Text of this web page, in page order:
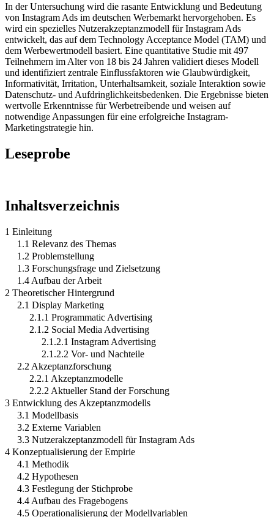
In der Untersuchung wird die rasante Entwicklung und Bedeutung
von Instagram Ads im deutschen Werbemarkt hervorgehoben. Es
wird ein spezielles Nutzerakzeptanzmodell für Instagram Ads
entwickelt, das auf dem Technology Acceptance Model (TAM) und
dem Werbewertmodell basiert. Eine quantitative Studie mit 497
Teilnehmern im Alter von 18 bis 24 Jahren validiert dieses Modell
und identifiziert zentrale Einflussfaktoren wie Glaubwürdigkeit,
Informativität, Irritation, Unterhaltsamkeit, soziale Interaktion sowie
Datenschutz- und Aufdringlichkeitsbedenken. Die Ergebnisse bieten
wertvolle Erkenntnisse für Werbetreibende und weisen auf
notwendige Anpassungen für eine erfolgreiche Instagram-
Marketingstrategie hin.
Leseprobe
Inhaltsverzeichnis
1 Einleitung
1.1 Relevanz des Themas
1.2 Problemstellung
1.3 Forschungsfrage und Zielsetzung
1.4 Aufbau der Arbeit
2 Theoretischer Hintergrund
2.1 Display Marketing
2.1.1 Programmatic Advertising
2.1.2 Social Media Advertising
2.1.2.1 Instagram Advertising
2.1.2.2 Vor- und Nachteile
2.2 Akzeptanzforschung
2.2.1 Akzeptanzmodelle
2.2.2 Aktueller Stand der Forschung
3 Entwicklung des Akzeptanzmodells
3.1 Modellbasis
3.2 Externe Variablen
3.3 Nutzerakzeptanzmodell für Instagram Ads
4 Konzeptualisierung der Empirie
4.1 Methodik
4.2 Hypothesen
4.3 Festlegung der Stichprobe
4.4 Aufbau des Fragebogens
4.5 Operationalisierung der Modellvariablen